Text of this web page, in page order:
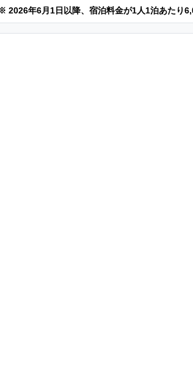
2026年6月1日以降、宿泊料金が1人1泊あたり